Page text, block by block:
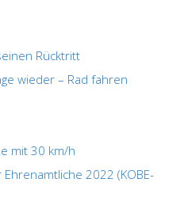
Rücktritt
wieder – Rad fahren
mit 30 km/h
2022 (KOBE-